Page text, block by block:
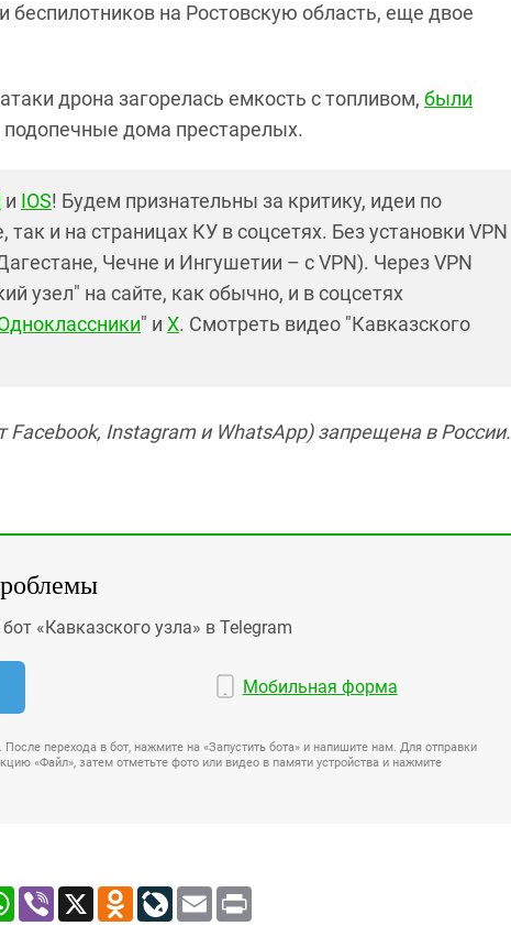
беспилотников на Ростовскую область, еще двое
дрона загорелась емкость с топливом, были
дома престарелых.
и IOS! Будем признательны за критику, идеи по
и на страницах КУ в соцсетях. Без установки VPN
Чечне и Ингушетии – с VPN). Через VPN
узел" на сайте, как обычно, и в соцсетях
" и X. Смотреть видео "Кавказского
Instagram и WhatsApp) запрещена в России.
«Кавказского узла» в Telegram
Мобильная форма
перехода в бот, нажмите на «Запустить бота» и напишите нам. Для отправки
«Файл», затем отметьте фото или видео в памяти устройства и нажмите
WhatsApp
Viber X Odnoklassniki
LiveJournal
Email